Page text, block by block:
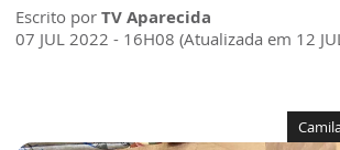
Escrito por TV Aparecida
07 JUL 2022 - 16H08 (Atualizada em 12